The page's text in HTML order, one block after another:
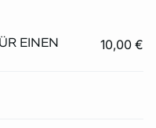
EINEN
10,00 €